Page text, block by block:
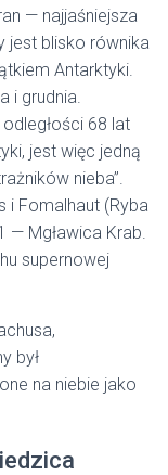
— najjaśniejsza
jest blisko równika
Antarktyki.
i grudnia.
68 lat
jest więc jedną
nieba”.
i Fomalhaut (Ryba
— Mgławica Krab.
supernowej
był
na niebie jako